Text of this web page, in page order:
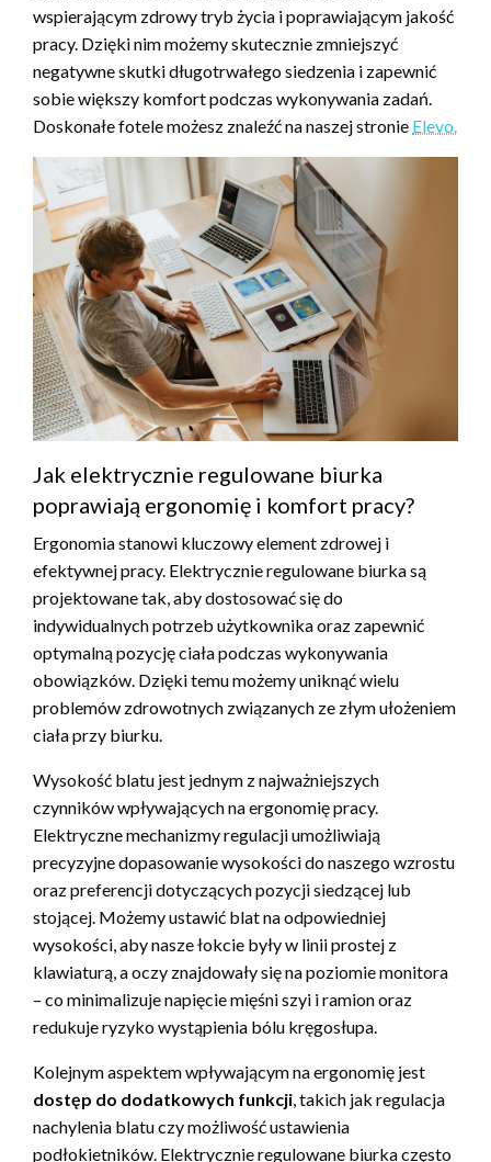
wspierającym zdrowy tryb życia i poprawiającym jakość
pracy. Dzięki nim możemy skutecznie zmniejszyć
negatywne skutki długotrwałego siedzenia i zapewnić
sobie większy komfort podczas wykonywania zadań.
Doskonałe fotele możesz znaleźć na naszej stronie Elevo.
Jak elektrycznie regulowane biurka
poprawiają ergonomię i komfort pracy?
Ergonomia stanowi kluczowy element zdrowej i
efektywnej pracy. Elektrycznie regulowane biurka są
projektowane tak, aby dostosować się do
indywidualnych potrzeb użytkownika oraz zapewnić
optymalną pozycję ciała podczas wykonywania
obowiązków. Dzięki temu możemy uniknąć wielu
problemów zdrowotnych związanych ze złym ułożeniem
ciała przy biurku.
Wysokość blatu jest jednym z najważniejszych
czynników wpływających na ergonomię pracy.
Elektryczne mechanizmy regulacji umożliwiają
precyzyjne dopasowanie wysokości do naszego wzrostu
oraz preferencji dotyczących pozycji siedzącej lub
stojącej. Możemy ustawić blat na odpowiedniej
wysokości, aby nasze łokcie były w linii prostej z
klawiaturą, a oczy znajdowały się na poziomie monitora
– co minimalizuje napięcie mięśni szyi i ramion oraz
redukuje ryzyko wystąpienia bólu kręgosłupa.
Kolejnym aspektem wpływającym na ergonomię jest
dostęp do dodatkowych funkcji , takich jak regulacja
nachylenia blatu czy możliwość ustawienia
podłokietników. Elektrycznie regulowane biurka często